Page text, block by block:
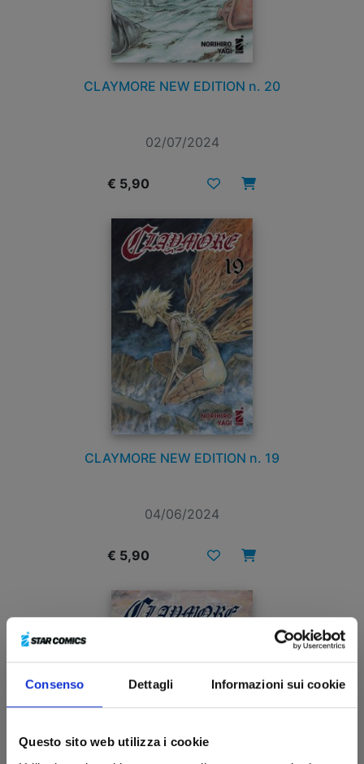
Consenso Dettagli Informazioni sui cookie
Questo sito web utilizza i cookie
CLAYMORE NEW EDITION n. 20
02/07/2024
€ 5,90
CLAYMORE NEW EDITION n. 19
04/06/2024
€ 5,90